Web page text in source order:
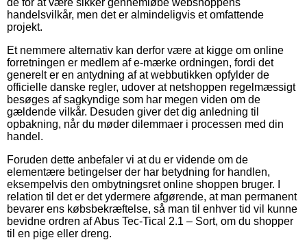
handelsvilkår, men det er almindeligvis et omfattende
projekt.
Et nemmere alternativ kan derfor være at kigge om online
forretningen er medlem af e-mærke ordningen, fordi det
generelt er en antydning af at webbutikken opfylder de
officielle danske regler, udover at netshoppen regelmæssigt
besøges af sagkyndige som har megen viden om de
gældende vilkår. Desuden giver det dig anledning til
opbakning, når du møder dilemmaer i processen med din
handel.
Foruden dette anbefaler vi at du er vidende om de
elementære betingelser der har betydning for handlen,
eksempelvis den ombytningsret online shoppen bruger. I
relation til det er det ydermere afgørende, at man permanent
bevarer ens købsbekræftelse, så man til enhver tid vil kunne
bevidne ordren af Abus Tec-Tical 2.1 – Sort, om du shopper
til en pige eller dreng.